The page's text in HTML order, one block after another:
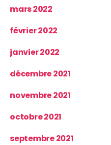
mars 2022
février 2022
janvier 2022
décembre 2021
novembre 2021
octobre 2021
septembre 2021